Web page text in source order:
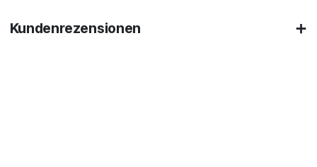
Kundenrezensionen